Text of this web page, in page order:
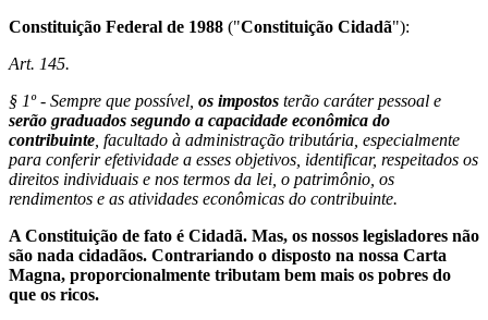
Constituição Federal de 1988 ("Constituição Cidadã"):
Art. 145.
§ 1º - Sempre que possível, os impostos terão caráter pessoal e
serão graduados segundo a capacidade econômica do
contribuinte , facultado à administração tributária, especialmente
para conferir efetividade a esses objetivos, identificar, respeitados os
direitos individuais e nos termos da lei, o patrimônio, os
rendimentos e as atividades econômicas do contribuinte.
A Constituição de fato é Cidadã. Mas, os nossos legisladores não
são nada cidadãos. Contrariando o disposto na nossa Carta
Magna, proporcionalmente tributam bem mais os pobres do
que os ricos.